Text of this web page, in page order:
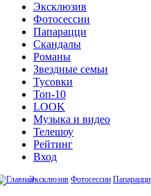
Эксклюзив
Фотосессии
Папарацци
Скандалы
Романы
Звездные семьи
Тусовки
Топ-10
LOOK
Музыка и видео
Телешоу
Рейтинг
Вход
Эксклюзив Фотосессии Папарацци